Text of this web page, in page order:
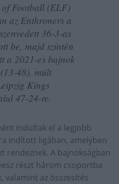
Football (ELF)
az Enthroners a
36-3-as
be, majd szintén
a 2021-es bajnok
48), múlt
Kings
47-24-re.
indultak el a legjobb
indított ligában, amelyben
rendeznek. A bajnokságban
részt három csoportba
valamint az összesítés